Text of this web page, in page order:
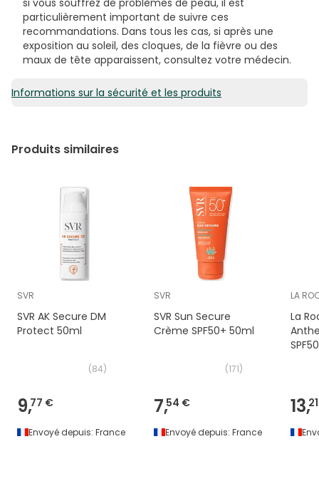
particulièrement important de suivre ces
recommandations. Dans tous les cas, si après une
exposition au soleil, des cloques, de la fièvre ou des
maux de tête apparaissent, consultez votre médecin.
Informations sur la sécurité et les produits
Produits similaires
SVR
SVR AK Secure DM
Protect 50ml
(84)
9,77 €
Envoyé depuis: France
SVR
SVR Sun Secure
Crème SPF50+ 50ml
(171)
7,54 €
Envoyé depuis: France
LA
La
13,